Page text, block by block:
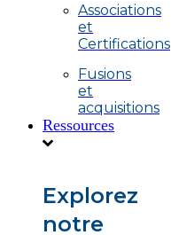
Associations
et
Certifications
Fusions
et
acquisitions
Ressources
Explorez
notre